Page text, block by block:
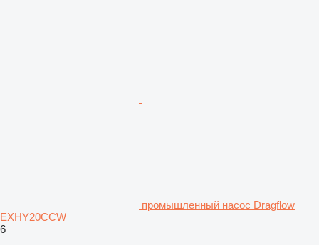
промышленный насос Dragflow
EXHY20CCW
6